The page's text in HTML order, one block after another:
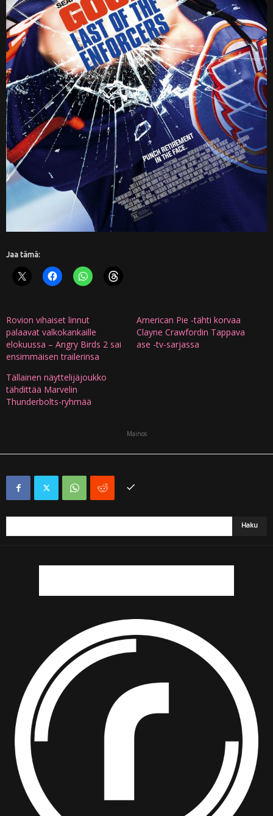
Jaa tämä:
Rovion vihaiset linnut
palaavat valkokankaille
elokuussa – Angry Birds 2 sai
ensimmäisen trailerinsa
American Pie -tähti korvaa
Clayne Crawfordin Tappava
ase -tv-sarjassa
Tällainen näyttelijäjoukko
tähdittää Marvelin
Thunderbolts-ryhmää
Mainos